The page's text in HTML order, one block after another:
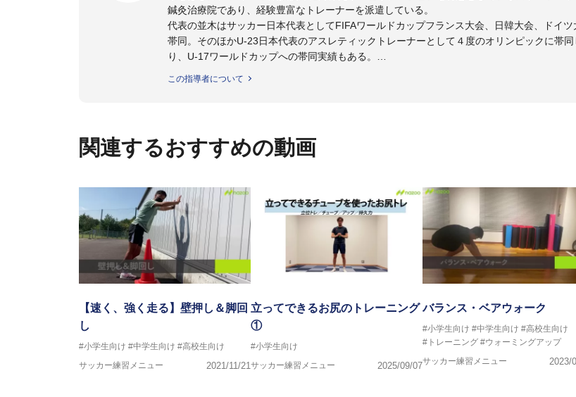
鍼灸治療院であり、経験豊富なトレーナーを派遣している。
代表の並木はサッカー日本代表としてFIFAワールドカップフランス大会、日韓大会、ドイツ
帯同。そのほかU-23日本代表のアスレティックトレーナーとして４度のオリンピックに帯同
り、U-17ワールドカップへの帯同実績もある。
「一人一人の健康な人生をサポートする」を企業理念として掲げ、世の中の人々の『健康』
この指導者について
関連するおすすめの動画
【速く、強く走る】壁押し＆脚回
し
#小学生向け #中学生向け #高校生向け
サッカー練習メニュー
2021/11/21
立ってできるお尻のトレーニング
①
#小学生向け
サッカー練習メニュー
2025/09/07
バランス・ベアウォーク
#小学生向け #中学生向け #高校生向け
#トレーニング #ウォーミングアップ
サッカー練習メニュー
2023/